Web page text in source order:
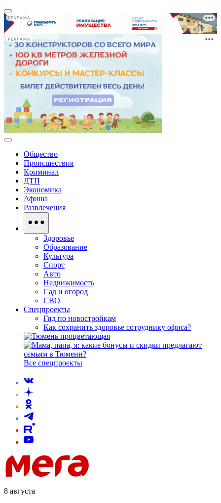
РЕКЛАМА
РЕКЛАМА
Общество
Происшествия
Криминал
ДТП
Экономика
Афиша
Развлечения
Здоровье
Образование
Культура
Спорт
Авто
Недвижимость
Сад и огород
СВО
Спецпроекты
Гид по новостройкам
Как сохранить здоровье сотруднику офиса?
Все спецпроекты
8 августа